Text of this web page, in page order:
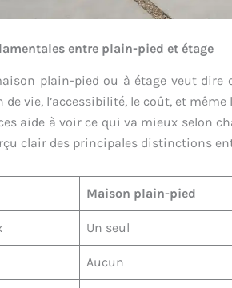
entre plain-pied et étage
plain-pied ou à étage veut
de vie, l’accessibilité, le coût, et
aide à voir ce qui va mieux selon
clair des principales distinctions
Maison plain-pied
Un seul
Aucun